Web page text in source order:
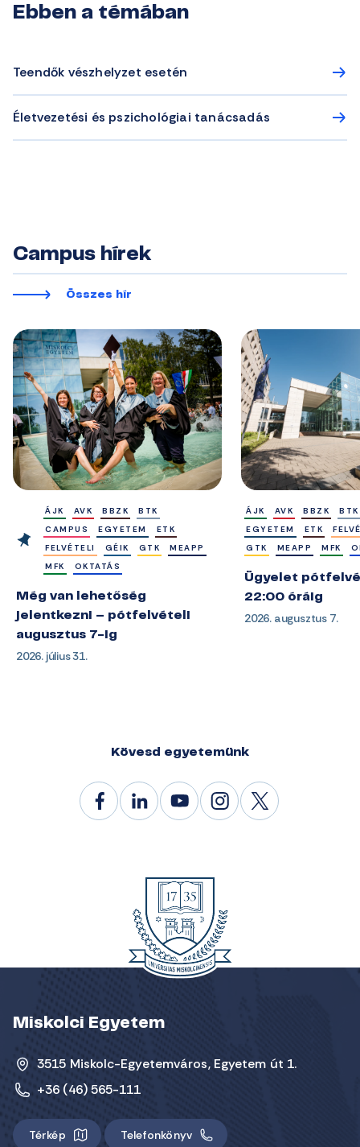
Ebben a témában
Teendők vészhelyzet esetén
Életvezetési és pszichológiai tanácsadás
Campus hírek
Összes hír
ÁJK AVK BBZK
BTK
CAMPUS
EGYETEM
ETK
FELVÉTELI
GÉIK GTK
MEAPP
MFK
OKTATÁS
Még van lehetőség
jelentkezni – pótfelvételi
augusztus 7-ig
2026. július 31.
ÁJK AVK BBZK
BTK
EGYETEM
ETK
GTK
MEAPP MFK
Ügyelet
22:00 óráig
2026. augusztus 7.
Kövesd egyetemünk
Miskolci Egyetem
3515 Miskolc-Egyetemváros, Egyetem út 1.
+36 (46) 565-111
Térkép Telefonkönyv